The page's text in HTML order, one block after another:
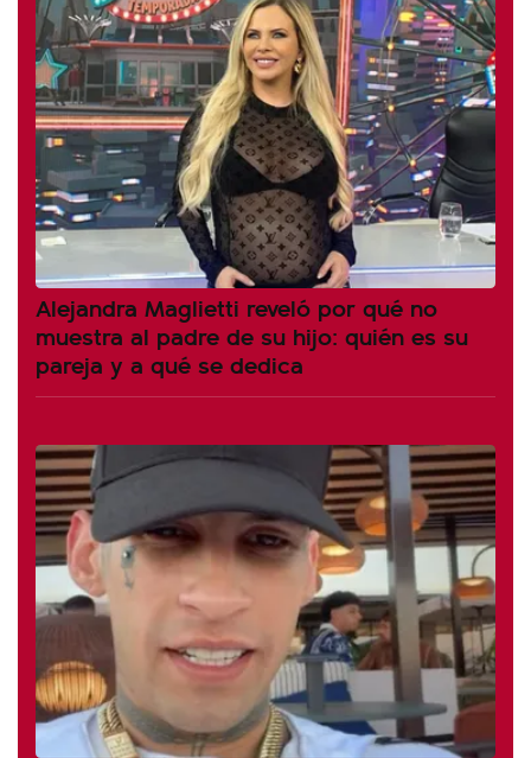
Alejandra Maglietti reveló por qué no
muestra al padre de su hijo: quién es su
pareja y a qué se dedica